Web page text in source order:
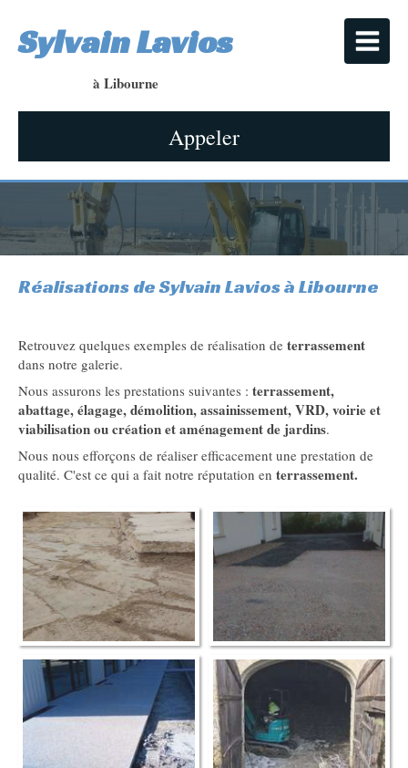
Sylvain Lavios
à Libourne
Appeler
Réalisations de Sylvain Lavios à Libourne
Retrouvez quelques exemples de réalisation de terrassement
dans notre galerie.
Nous assurons les prestations suivantes : terrassement,
abattage, élagage, démolition, assainissement, VRD, voirie et
viabilisation ou création et aménagement de jardins.
Nous nous efforçons de réaliser efficacement une prestation de
qualité. C'est ce qui a fait notre réputation en terrassement.